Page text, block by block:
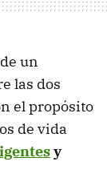
un
las dos
el propósito
de vida
y